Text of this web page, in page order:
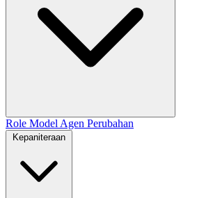
Role Model Agen Perubahan
Kepaniteraan